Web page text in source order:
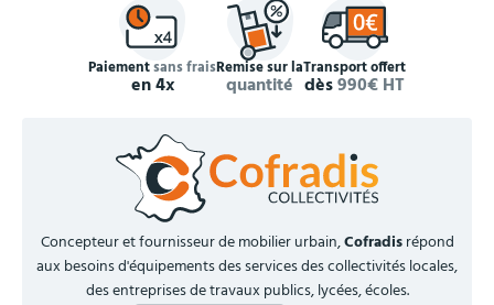
Paiementsans frais
en 4x
Remise sur la
quantité
Transport offert
dès990€ HT
Concepteur et fournisseur de mobilier urbain,Cofradisrépond
aux besoins d'équipements des services des collectivités locales,
des entreprises de travaux publics, lycées, écoles.